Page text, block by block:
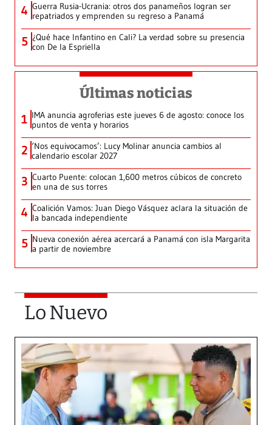
4 Guerra Rusia-Ucrania: otros dos panameños logran ser
repatriados y emprenden su regreso a Panamá
5 ¿Qué hace Infantino en Cali? La verdad sobre su presencia
con De la Espriella
Últimas noticias
1 IMA anuncia agroferias este jueves 6 de agosto: conoce los
puntos de venta y horarios
2 ‘Nos equivocamos’: Lucy Molinar anuncia cambios al
calendario escolar 2027
3 Cuarto Puente: colocan 1,600 metros cúbicos de concreto
en una de sus torres
4 Coalición Vamos: Juan Diego Vásquez aclara la situación de
la bancada independiente
5 Nueva conexión aérea acercará a Panamá con isla Margarita
a partir de noviembre
Lo Nuevo